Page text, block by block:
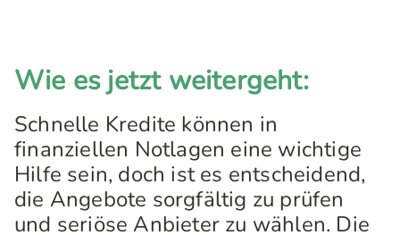
Wie es jetzt weitergeht:
Schnelle Kredite können in
finanziellen Notlagen eine wichtige
Hilfe sein, doch ist es entscheidend,
die Angebote sorgfältig zu prüfen
und seriöse Anbieter zu wählen. Die